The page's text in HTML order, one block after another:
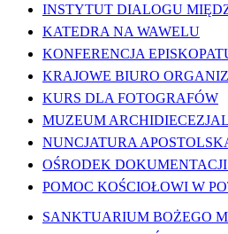
INSTYTUT DIALOGU
KATEDRA NA WAWELU
KONFERENCJA
KRAJOWE BIURO
KURS DLA FOTOGRAFÓW
MUZEUM
NUNCJATURA
OŚRODEK
POMOC KOŚCIOŁOWI W
SANKTUARIUM BOŻEGO